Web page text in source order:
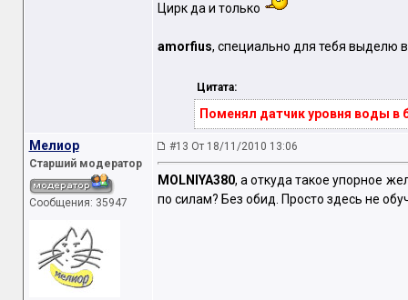
Цирк да и только
amorfius, специально для тебя выделю
Цитата:
Поменял датчик уровня воды
Мелиор
Старший модератор
Сообщения: 35947
#13 От 18/11/2010 13:06
MOLNIYA380, а откуда такое упорное
по силам? Без обид. Просто здесь не